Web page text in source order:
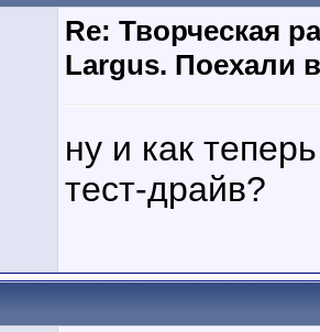
Re: Творческая
Largus. Поехали
ну и как
тест-драйв?